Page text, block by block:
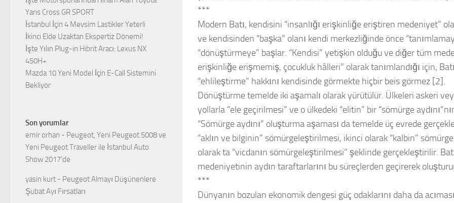
***
Modern Batı, kendisini “insanlığı erişkinliğe eriştiren medeniyet”
ve kendisinden “başka” olanı kendi merkezliğinde önce
“dönüştürmeye” başlar. “Kendisi” yetişkin olduğu ve diğer tüm
erişkinliğe erişmemiş, çocukluk hâlleri” olarak tanımlandığı için,
“ehlileştirme” hakkını kendisinde görmekte hiçbir beis görmez [2].
Dönüştürme temelde iki aşamalı olarak yürütülür. Ülkeleri askeri
yollarla “ele geçirilmesi” ve o ülkedeki “elitin” bir “sömürge
“Sömürge aydını” oluşturma aşaması da temelde üç evrede
“aklın ve bilginin” sömürgeleştirilmesi, ikinci olarak “kalbin”
olarak ta “vicdanın sömürgeleştirilmesi” şeklinde gerçekleştirilir.
medeniyetinin aydın taraftarlarını bu süreçlerden geçirerek
***
Dünyanın bozulan ekonomik dengesi güç odaklarını daha da
Yaris Cross GR SPORT
İstanbul İçin 4 Mevsim Lastikler Yeterli
İkinci Elde Uzaktan Ekspertiz Dönemi!
İşte Yılın Plug-in Hibrit Aracı: Lexus NX
450H+
Mazda 10 Yeni Model İçin E-Call Sistemini
Bekliyor
Son yorumlar
emir orhan - Peugeot, Yeni Peugeot 5008 ve
Yeni Peugeot Traveller ile İstanbul Auto
Show 2017’de
yasin kurt - Peugeot Almayı Düşünenlere
Şubat Ayı Fırsatları